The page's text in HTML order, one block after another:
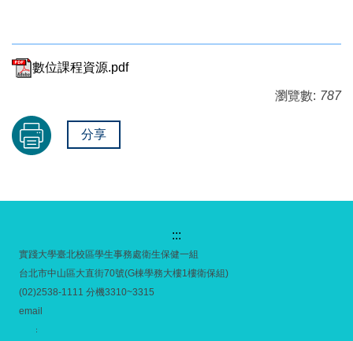
數位課程資源.pdf
瀏覽數: 787
分享
:::
實踐大學臺北校區學生事務處衛生保健一組
台北市中山區大直街70號(G棟學務大樓1樓衛保組)
(02)2538-1111 分機3310~3315
email
：